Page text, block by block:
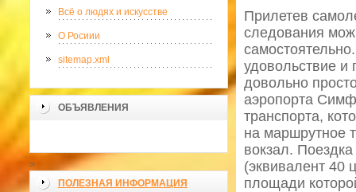
Всё о людях и искусстве
О Росиии
sitemap.xml
ОБЪЯВЛЕНИЯ
>
ПОЛЕЗНАЯ ИНФОРМАЦИЯ
Прилетев
следования
удовольствие и
довольно
аэропорта
транспорта,
на маршрутное
вокзал.
(эквивалент 40
площади